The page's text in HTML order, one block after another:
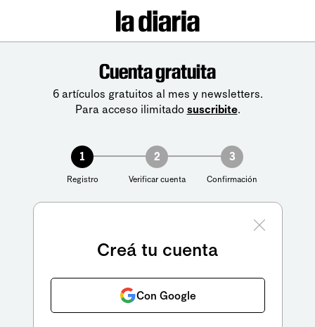
Cuenta gratuita
6 artículos gratuitos al mes y newsletters.
Para acceso ilimitado suscribite.
1
Registro
2
Verificar cuenta
3
Confirmación
Creá tu cuenta
Con Google